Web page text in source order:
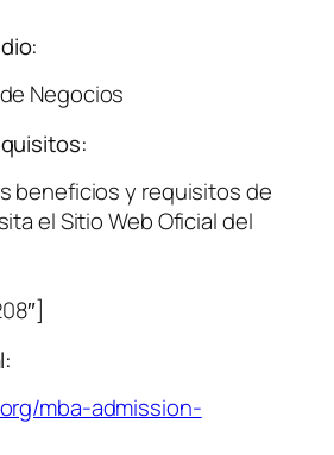
Negocios
beneficios y requisitos de
el Sitio Web Oficial del
mba-admission-